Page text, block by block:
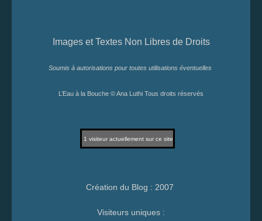
Images et Textes Non Libres de Droits
Soumis à autorisations pour toutes utilisations éventuelles
L’Eau à la Bouche © Ana Luthi Tous droits réservés
1 visiteur actuellement sur ce site
Création du Blog : 2007
Visiteurs uniques :